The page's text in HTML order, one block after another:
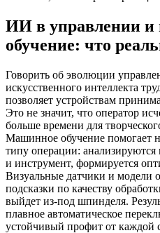
ИИ в управлении и
обучение: что
Говорить об эволюции
искусственного интеллекта
позволяет устройствам
Это не значит, что оператор
больше времени для
Машинное обучение помогает
типу операции:
и инструмент, формируется
Визуальные датчики и модели
подсказки по качеству
выйдет из-под шпинделя.
плавное автоматическое
устойчивый профит от каждой